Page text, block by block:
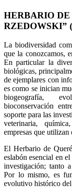
HERBARIO
RZEDOWSKI”
La biodiversidad
que la conozcamos,
En particular la
biológicas,
de ejemplares con
es como se inician
biogeografía,
bioconservación
soporte para las
veterinaria,
empresas que utilizan
El Herbario de
eslabón esencial en
investigación; tanto
Por lo mismo, es
evolutivo histórico